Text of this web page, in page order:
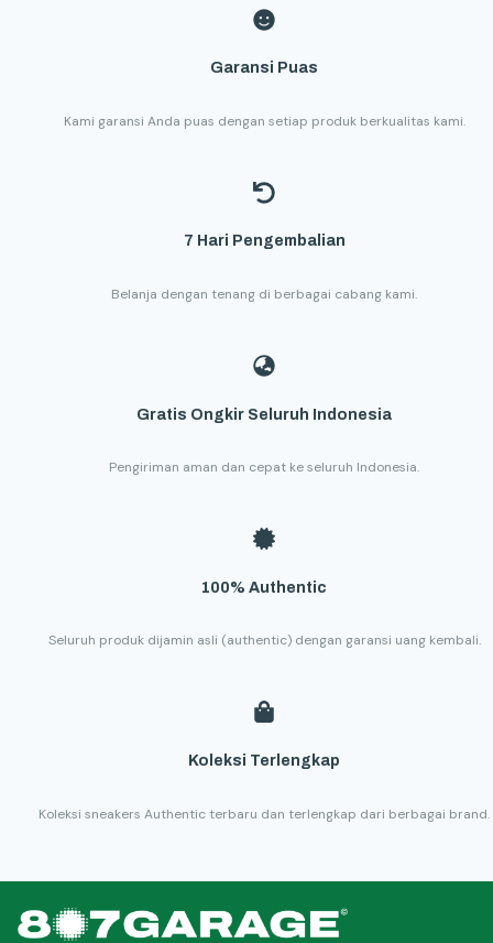
Garansi Puas
Kami garansi Anda puas dengan setiap produk berkualitas kami.
7 Hari Pengembalian
Belanja dengan tenang di berbagai cabang kami.
Gratis Ongkir Seluruh Indonesia
Pengiriman aman dan cepat ke seluruh Indonesia.
100% Authentic
Seluruh produk dijamin asli (authentic) dengan garansi uang kembali.
Koleksi Terlengkap
Koleksi sneakers Authentic terbaru dan terlengkap dari berbagai brand.